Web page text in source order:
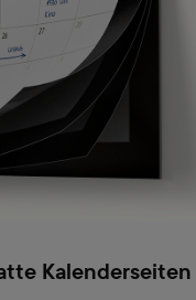
Kalenderseiten